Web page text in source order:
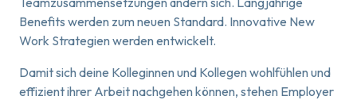
Benefits werden zum neuen Standard. Innovative New
Work Strategien werden entwickelt.
Damit sich deine Kolleginnen und Kollegen wohlfühlen und
effizient ihrer Arbeit nachgehen können, stehen Employer